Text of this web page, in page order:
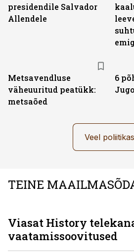
presidendile Salvador
Allendele
Metsavendluse
väheuuritud peatükk:
metsaõed
6
Veel
TEINE
Viasat History
vaatamissoovitused